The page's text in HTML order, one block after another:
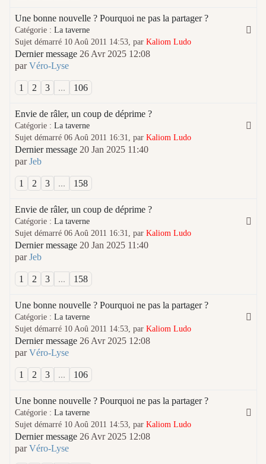
Une bonne nouvelle ? Pourquoi ne pas la partager ?
Catégorie : La taverne
Sujet démarré 10 Aoû 2011 14:53, par Kaliom Ludo
Dernier message 26 Avr 2025 12:08
parVéro-Lyse
1 2 3 ... 106
Envie de râler, un coup de déprime ?
Catégorie : La taverne
Sujet démarré 06 Aoû 2011 16:31, par Kaliom Ludo
Dernier message 20 Jan 2025 11:40
parJeb
1 2 3 ... 158
Envie de râler, un coup de déprime ?
Catégorie : La taverne
Sujet démarré 06 Aoû 2011 16:31, par Kaliom Ludo
Dernier message 20 Jan 2025 11:40
parJeb
1 2 3 ... 158
Une bonne nouvelle ? Pourquoi ne pas la partager ?
Catégorie : La taverne
Sujet démarré 10 Aoû 2011 14:53, par Kaliom Ludo
Dernier message 26 Avr 2025 12:08
parVéro-Lyse
1 2 3 ... 106
Une bonne nouvelle ? Pourquoi ne pas la partager ?
Catégorie : La taverne
Sujet démarré 10 Aoû 2011 14:53, par Kaliom Ludo
Dernier message 26 Avr 2025 12:08
parVéro-Lyse